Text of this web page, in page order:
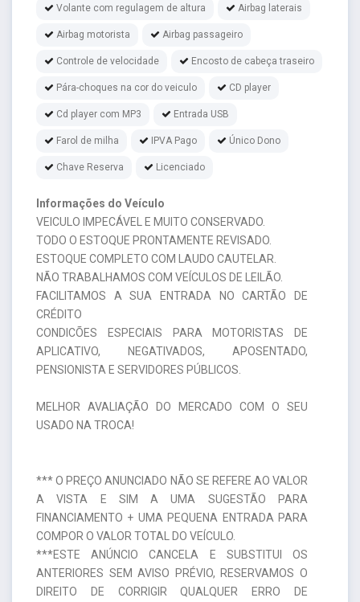
Volante com regulagem de altura Airbag laterais
Airbag motorista Airbag passageiro
Controle de velocidade Encosto de cabeça traseiro
Pára-choques na cor do veiculo CD player
Cd player com MP3 Entrada USB
Farol de milha IPVA Pago Único Dono
Chave Reserva Licenciado
Informações do Veículo
VEICULO IMPECÁVEL E MUITO CONSERVADO.
TODO O ESTOQUE PRONTAMENTE REVISADO.
ESTOQUE COMPLETO COM LAUDO CAUTELAR.
NÃO TRABALHAMOS COM VEÍCULOS DE LEILÃO.
FACILITAMOS A SUA ENTRADA NO CARTÃO DE
CRÉDITO
CONDICÕES ESPECIAIS PARA MOTORISTAS DE
APLICATIVO, NEGATIVADOS, APOSENTADO,
PENSIONISTA E SERVIDORES PÚBLICOS.
MELHOR AVALIAÇÃO DO MERCADO COM O SEU
USADO NA TROCA!
*** O PREÇO ANUNCIADO NÃO SE REFERE AO VALOR
A VISTA E SIM A UMA SUGESTÃO PARA
FINANCIAMENTO + UMA PEQUENA ENTRADA PARA
COMPOR O VALOR TOTAL DO VEÍCULO.
***ESTE ANÚNCIO CANCELA E SUBSTITUI OS
ANTERIORES SEM AVISO PRÉVIO, RESERVAMOS O
DIREITO DE CORRIGIR QUALQUER ERRO DE